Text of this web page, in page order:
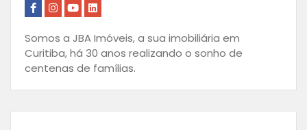
Somos a JBA Imóveis, a sua imobiliária em
Curitiba, há 30 anos realizando o sonho de
centenas de famílias.